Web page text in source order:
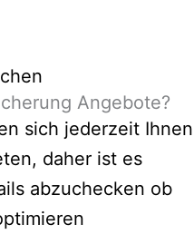
Angebote?
sich jederzeit Ihnen
daher ist es
abzuchecken ob